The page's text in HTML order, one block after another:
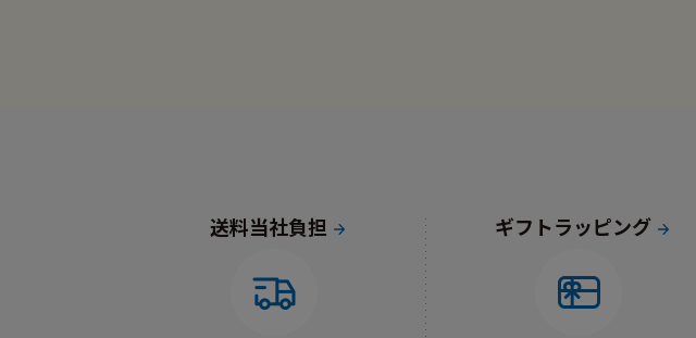
送料当社負担 ギフトラッピング